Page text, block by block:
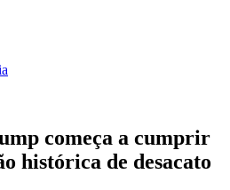
começa a cumprir
histórica de desacato